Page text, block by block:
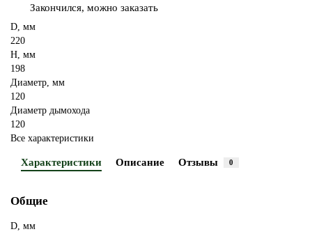
Закончился, можно заказать
D, мм
220
H, мм
198
Диаметр, мм
120
Диаметр дымохода
120
Все характеристики
Характеристики Описание Отзывы 0
Общие
D, мм